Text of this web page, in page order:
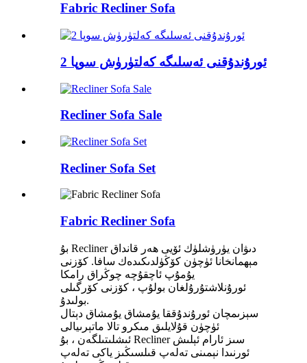
Fabric Recliner Sofa
2 ئورۇندۇقنى ئەسلىگە كەلتۈرۈش سوپا
Recliner Sofa Sale
Recliner Sofa Set
Fabric Recliner Sofa
بۇ Recliner دىۋان يۈرۈشلۈك ئۆيى ھەر قانداق
مېھمانخانا ئۈچۈن كۆڭۈلدىكىدەك سافا. كۆزنى
يۇمۇپ ئاچقۇچە چوڭراق رامكا
ئورۇنلاشتۇرۇلغان بولۇپ ، كۆزنى كۆرگىلى
بولىدۇ.
سېزىمچان ئورۇندۇققا يۇمشاق يۇمشاق دېتال
ئۈچۈن قۇلايلىق مىكرو تالا ماتېرىيالى
ئىشلىتىلگەن ، بۇ Recliner سىز ئارام ئېلىش
ئورنىدا نېمىنى تەلەپ قىلسىڭىز ياكى تەلەپ